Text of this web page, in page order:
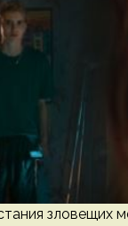
зловещих